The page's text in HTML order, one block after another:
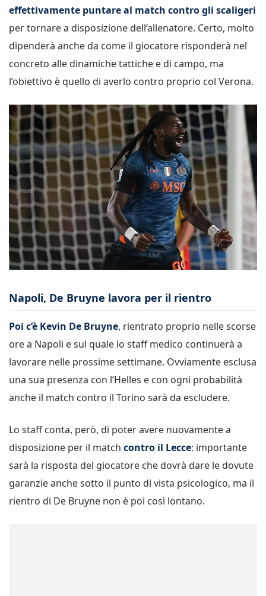
effettivamente puntare al match contro gli scaligeri
per tornare a disposizione dell’allenatore. Certo, molto
dipenderà anche da come il giocatore risponderà nel
concreto alle dinamiche tattiche e di campo, ma
l’obiettivo è quello di averlo contro proprio col Verona.
Napoli, De Bruyne lavora per il rientro
Poi c’è Kevin De Bruyne, rientrato proprio nelle scorse
ore a Napoli e sul quale lo staff medico continuerà a
lavorare nelle prossime settimane. Ovviamente esclusa
una sua presenza con l’Helles e con ogni probabilità
anche il match contro il Torino sarà da escludere.
Lo staff conta, però, di poter avere nuovamente a
disposizione per il match contro il Lecce: importante
sarà la risposta del giocatore che dovrà dare le dovute
garanzie anche sotto il punto di vista psicologico, ma il
rientro di De Bruyne non è poi così lontano.